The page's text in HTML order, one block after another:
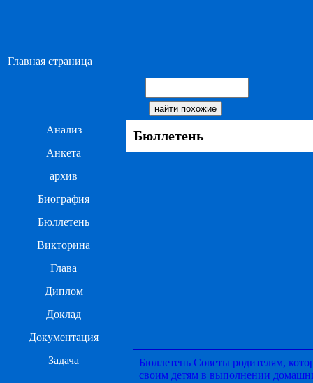
Главная страница
Анализ
Анкета
архив
Биография
Бюллетень
Викторина
Глава
Диплом
Доклад
Документация
Задача
Бюллетень
Бюллетень Советы родителям,
своим детям в выполнении